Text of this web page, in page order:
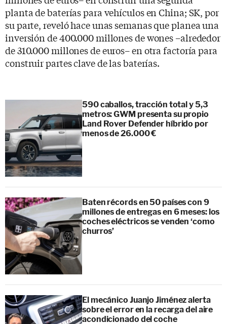
planta de baterías para vehículos en China; SK, por
su parte, reveló hace unas semanas que planea una
inversión de 400.000 millones de wones –alrededor
de 310.000 millones de euros– en otra factoría para
construir partes clave de las baterías.
590 caballos, tracción total y 5,3
metros: GWM presenta su propio
Land Rover Defender híbrido por
menos de 26.000 €
Baten récords en 50 países con 9
millones de entregas en 6 meses: los
coches eléctricos se venden ‘como
churros’
El mecánico Juanjo Jiménez alerta
sobre el error en la recarga del aire
acondicionado del coche